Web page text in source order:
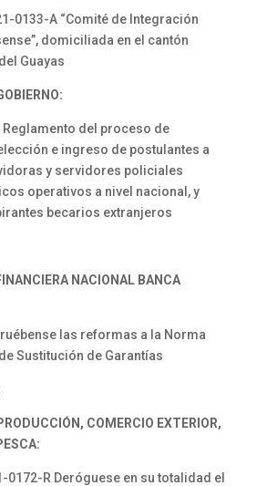
0133-A “Comité de Integración
domiciliada en el cantón
Guayas
Reglamento del proceso de
e ingreso de postulantes a
y servidores policiales
operativos a nivel nacional, y
becarios extranjeros
NACIONAL BANCA
las reformas a la Norma
Sustitución de Garantías
COMERCIO EXTERIOR,
0172-R Deróguese en su totalidad el